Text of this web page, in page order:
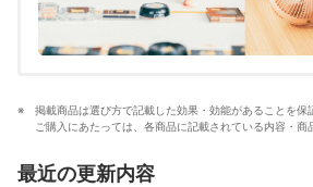
掲載商品は選び方で記載した効果・効能があることを保
ご購入にあたっては、各商品に記載されている内容・商
最近の更新内容